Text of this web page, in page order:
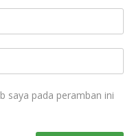
saya pada peramban ini